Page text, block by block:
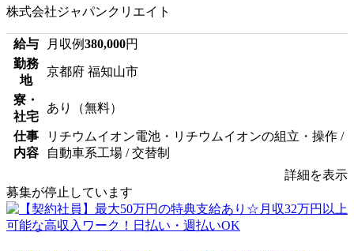
株式会社ジャパンクリエイト
給与 月収例380,000円
勤務
地
京都府 福知山市
寮・
社宅
あり（無料）
仕事
内容
リチウムイオン電池・リチウムイオンの組立・操作 /
自動車系工場 / 交替制
詳細を表示
募集が停止しています